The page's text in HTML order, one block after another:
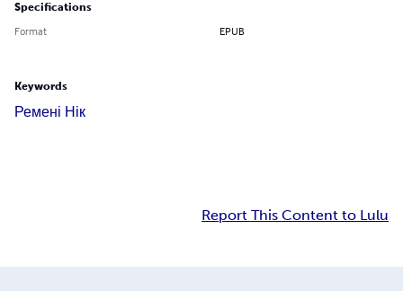
Specifications
Format EPUB
Keywords
Ремені Нік
Report This Content to Lulu